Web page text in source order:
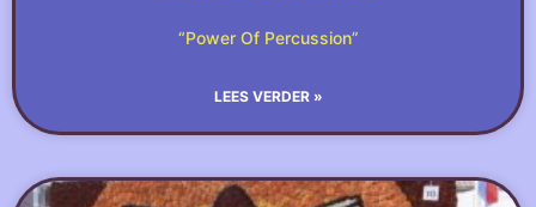
“Power Of Percussion”
LEES VERDER »